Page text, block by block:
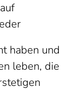
haben und
leben, die